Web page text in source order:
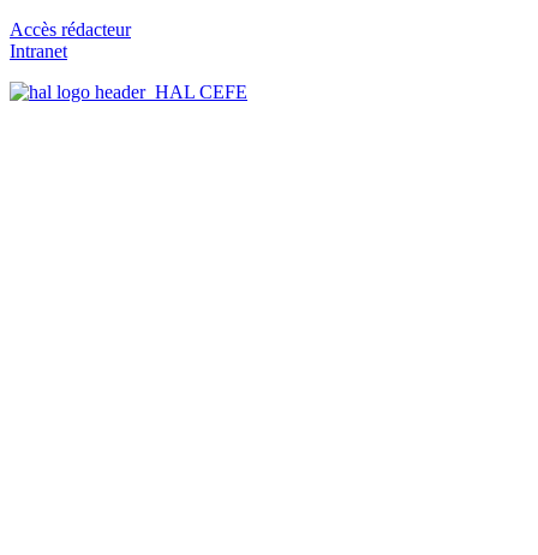
Accès rédacteur
Intranet
HAL CEFE